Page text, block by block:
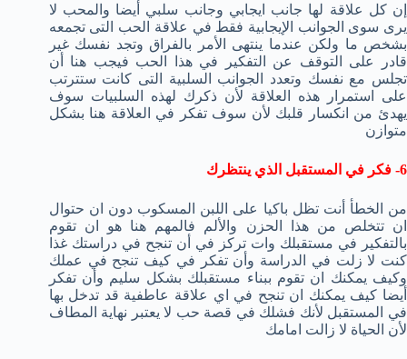
إن كل علاقة لها جانب ايجابي وجانب سلبي أيضا والمحب لا
يرى سوى الجوانب الإيجابية فقط في علاقة الحب التى تجمعه
بشخص ما ولكن عندما ينتهى الأمر بالفراق وتجد نفسك غير
قادر على التوقف عن التفكير في هذا الحب فيجب هنا أن
تجلس مع نفسك وتعدد الجوانب السلبية التى كانت ستترتب
على استمرار هذه العلاقة لأن ذكرك لهذه السلبيات سوف
يهدئ من انكسار قلبك لأن سوف تفكر في العلاقة هنا بشكل
متوازن
6- فكر في المستقبل الذي ينتظرك
من الخطأ أنت تظل باكيا على اللبن المسكوب دون ان حتوال
ان تتخلص من هذا الحزن والألم فالمهم هنا هو ان تقوم
بالتفكير في مستقبلك وات تركز في أن تنجح في دراستك غذا
كنت لا زلت في الدراسة وأن تفكر في كيف تنجح في عملك
وكيف يمكنك ان تقوم ببناء مستقبلك بشكل سليم وأن تفكر
أيضا كيف يمكنك ان تنجح في اي علاقة عاطفية قد تدخل بها
في المستقبل لأنك فشلك في قصة حب لا يعتبر نهاية المطاف
لأن الحياة لا زالت امامك